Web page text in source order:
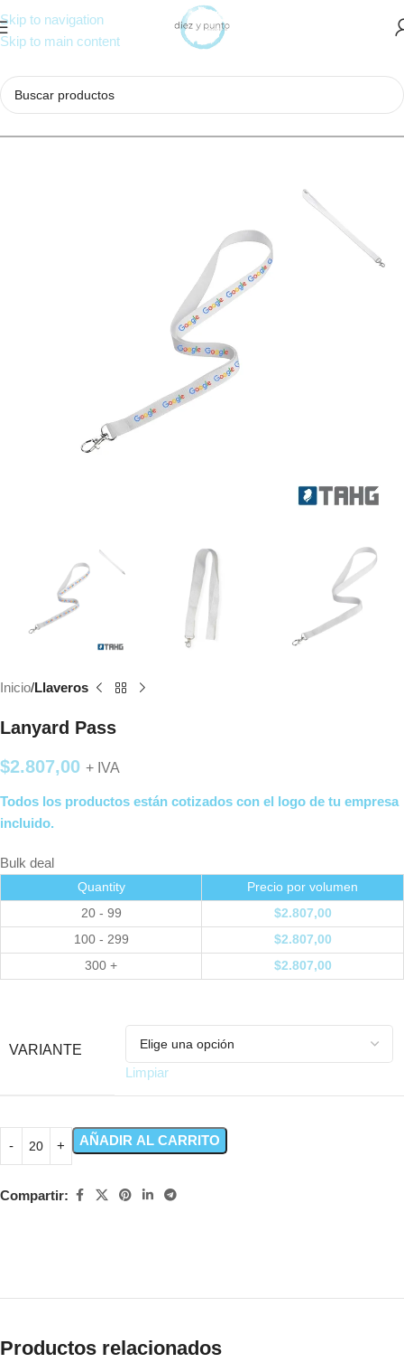
Skip to navigation
Skip to main content
Inicio Llaveros
Lanyard Pass
$2.807,00 + IVA
Todos los productos están cotizados con el logo de tu empresa
incluido.
Bulk deal
Quantity
Precio por volumen
20 - 99
$2.807,00
100 - 299
$2.807,00
300 +
$2.807,00
VARIANTE
Limpiar
AÑADIR AL CARRITO
Compartir:
Productos relacionados